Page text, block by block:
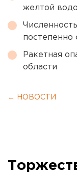
желтой
постепенно
Ракетная
области
← НОВОСТИ